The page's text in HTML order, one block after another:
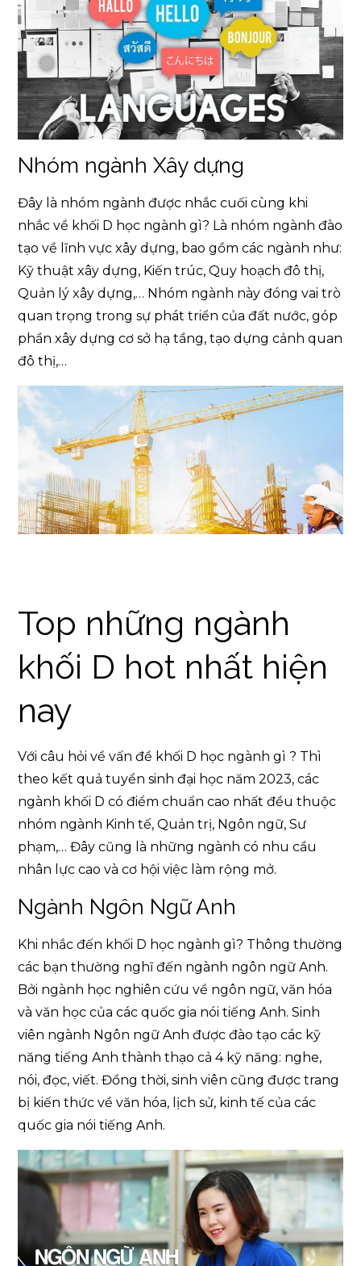
Nhóm ngành Xây dựng
Đây là nhóm ngành được nhắc cuối cùng khi
nhắc về khối D học ngành gì? Là nhóm ngành đào
tạo về lĩnh vực xây dựng, bao gồm các ngành như:
Kỹ thuật xây dựng, Kiến trúc, Quy hoạch đô thị,
Quản lý xây dựng,… Nhóm ngành này đóng vai trò
quan trọng trong sự phát triển của đất nước, góp
phần xây dựng cơ sở hạ tầng, tạo dựng cảnh quan
đô thị,…
Top những ngành
khối D hot nhất hiện
nay
Với câu hỏi về vấn đề khối D học ngành gì ? Thì
theo kết quả tuyển sinh đại học năm 2023, các
ngành khối D có điểm chuẩn cao nhất đều thuộc
nhóm ngành Kinh tế, Quản trị, Ngôn ngữ, Sư
phạm,… Đây cũng là những ngành có nhu cầu
nhân lực cao và cơ hội việc làm rộng mở.
Ngành Ngôn Ngữ Anh
Khi nhắc đến khối D học ngành gì? Thông thường
các bạn thường nghĩ đến ngành ngôn ngữ Anh.
Bởi ngành học nghiên cứu về ngôn ngữ, văn hóa
và văn học của các quốc gia nói tiếng Anh. Sinh
viên ngành Ngôn ngữ Anh được đào tạo các kỹ
năng tiếng Anh thành thạo cả 4 kỹ năng: nghe,
nói, đọc, viết. Đồng thời, sinh viên cũng được trang
bị kiến thức về văn hóa, lịch sử, kinh tế của các
quốc gia nói tiếng Anh.